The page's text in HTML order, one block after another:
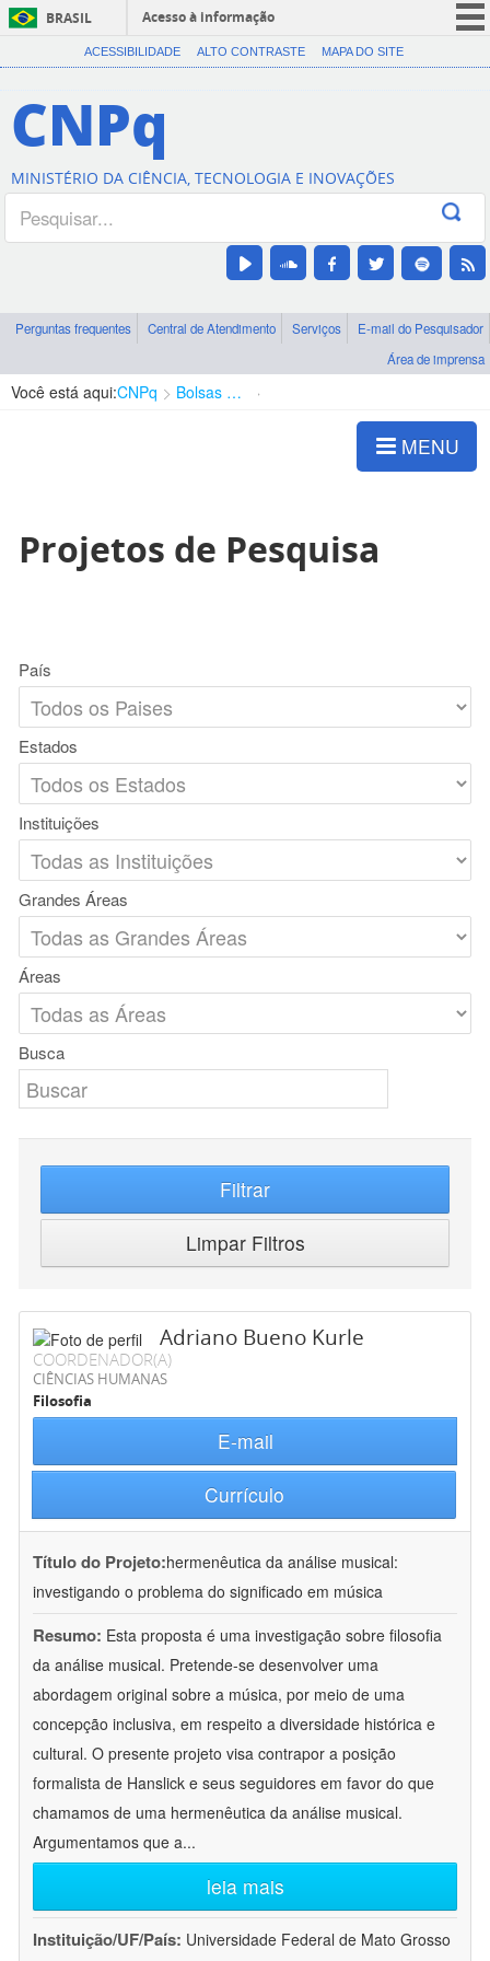
BRASIL
Acesso à informação
CORONAVÍRUS (COVID-19)
Canais
ACESSIBILIDADE ALTO CONTRASTE MAPA DO SITE
CNPq
MINISTÉRIO DA CIÊNCIA, TECNOLOGIA E INOVAÇÕES
Perguntas frequentes Central de Atendimento Serviços
E-mail do Pesquisador
Área de imprensa
Você está aqui:CNPq Bolsas e Auxílios Vigentes
MENU
Projetos de Pesquisa
País
Estados
Instituições
Grandes Áreas
Áreas
Busca
Filtrar
Limpar Filtros
Adriano Bueno Kurle
COORDENADOR(A)
CIÊNCIAS HUMANAS
Filosofia
E-mail
Currículo
Título do Projeto:hermenêutica da análise musical:
investigando o problema do significado em música
Resumo: Esta proposta é uma investigação sobre filosofia
da análise musical. Pretende-se desenvolver uma
abordagem original sobre a música, por meio de uma
concepção inclusiva, em respeito a diversidade histórica e
cultural. O presente projeto visa contrapor a posição
formalista de Hanslick e seus seguidores em favor do que
chamamos de uma hermenêutica da análise musical.
Argumentamos que a...
leia mais
Instituição/UF/País: Universidade Federal de Mato Grosso